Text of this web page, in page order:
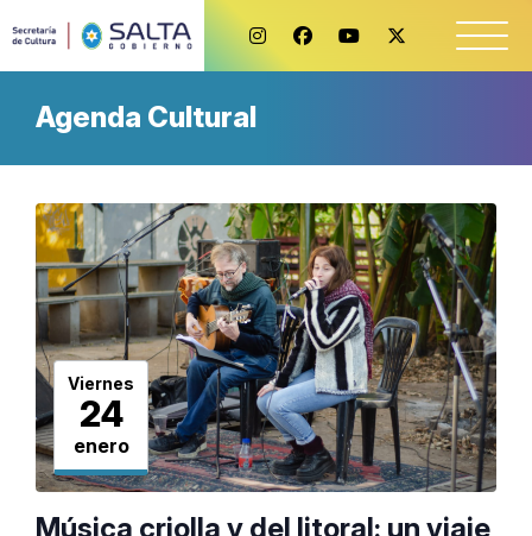
Agenda Cultural
Viernes
24
enero
Música criolla y del litoral: un viaje